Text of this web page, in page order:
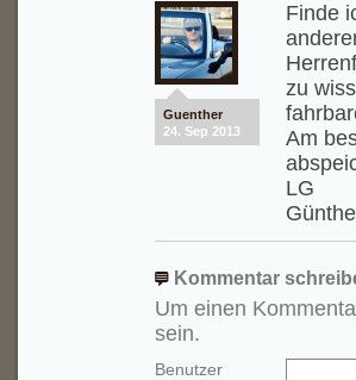
Guenther
24. Sep 2013
Finde
zu
Am
LG
Kommentar
Um einen
sein.
Benutzer